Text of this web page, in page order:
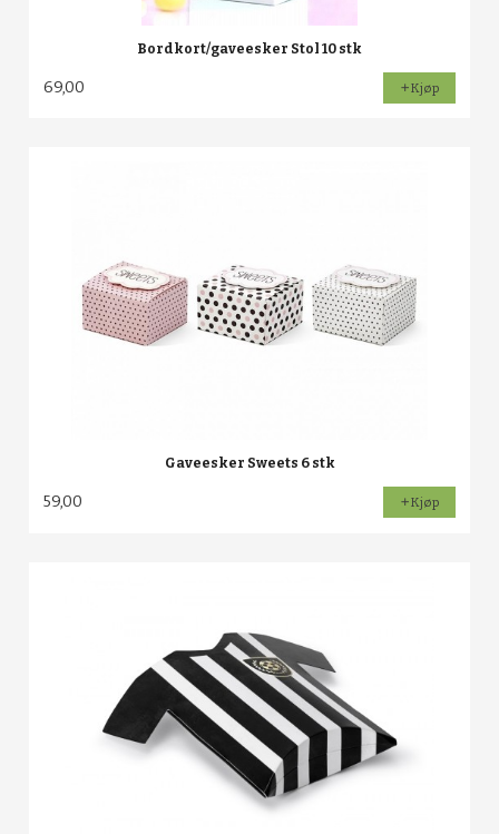
Bordkort/gaveesker Stol 10 stk
69,00 Kjøp
Gaveesker Sweets 6 stk
59,00 Kjøp